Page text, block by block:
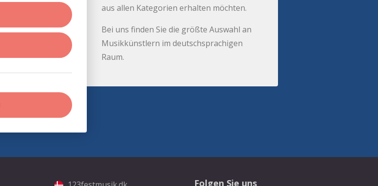
aus allen Kategorien erhalten möchten.
Bei uns finden Sie die größte Auswahl an
Musikkünstlern im deutschsprachigen
Raum.
Folgen Sie uns